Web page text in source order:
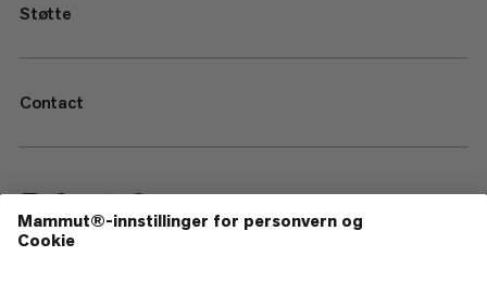
Støtte
Contact